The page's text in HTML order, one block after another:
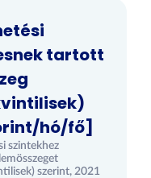
tartott
hó/fő]
szintekhez
szerint, 2021